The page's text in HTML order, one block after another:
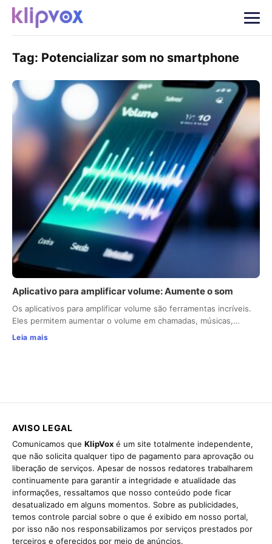
Tag: Potencializar som no smartphone
Aplicativo para amplificar volume: Aumente o som
Os aplicativos para amplificar volume são ferramentas incríveis.
Eles permitem aumentar o volume em chamadas, músicas,…
Leia mais
AVISO LEGAL
Comunicamos que KlipVox é um site totalmente independente,
que não solicita qualquer tipo de pagamento para aprovação ou
liberação de serviços. Apesar de nossos redatores trabalharem
continuamente para garantir a integridade e atualidade das
informações, ressaltamos que nosso conteúdo pode ficar
desatualizado em alguns momentos. Sobre as publicidades,
temos controle parcial sobre o que é exibido em nosso portal,
por isso não nos responsabilizamos por serviços prestados por
terceiros e oferecidos por meio de anúncios.